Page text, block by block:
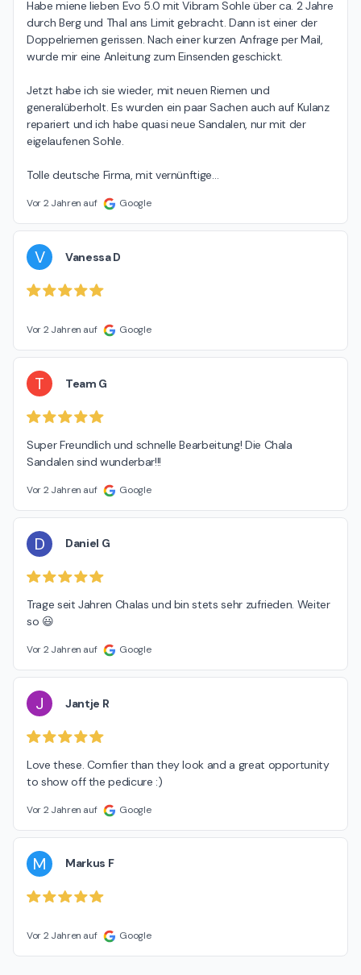
Habe miene lieben Evo 5.0 mit Vibram Sohle über ca. 2 Jahre
durch Berg und Thal ans Limit gebracht. Dann ist einer der
Doppelriemen gerissen. Nach einer kurzen Anfrage per Mail,
wurde mir eine Anleitung zum Einsenden geschickt.
Jetzt habe ich sie wieder, mit neuen Riemen und
generalüberholt. Es wurden ein paar Sachen auch auf Kulanz
repariert und ich habe quasi neue Sandalen, nur mit der
eigelaufenen Sohle.
Tolle deutsche Firma, mit vernünftige…
Vor 2 Jahren auf Google
V Vanessa D
Vor 2 Jahren auf Google
T Team G
Super Freundlich und schnelle Bearbeitung! Die Chala
Sandalen sind wunderbar!!!
Vor 2 Jahren auf Google
D Daniel G
Trage seit Jahren Chalas und bin stets sehr zufrieden. Weiter
so 😃
Vor 2 Jahren auf Google
J Jantje R
Love these. Comfier than they look and a great opportunity
to show off the pedicure :)
Vor 2 Jahren auf Google
M Markus F
Vor 2 Jahren auf Google